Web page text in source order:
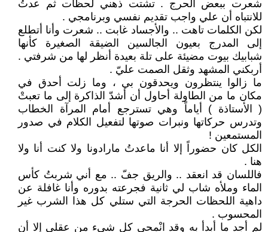
شعرت ببعض الحرج . تشتت ذهني لحظات ثم عدتُ
للانتباه أن علي واجب تقديم نفسي وبرنامجي .
لكن الكلمات تاهت .. والأجساد غابت .. شعرت وأنا أتطلع
إلى المدرج بعيون الجالسين الضيقة الصغيرة كأنها
شبابيك بيوت مضيئة على تلة بعيدة أنظر لها من شرفتي .
أربكني المشهد وثقل الصمت عليّ .
ما زالوا ينتظرون ويحدقون بي ، وما زلت أحدق في
مكان ما من الطاولة أحاول أن أشدّ الذاكرة إلى ما تعبتْ
( الأستاذة ) أياماً وهي تسترجع أمام المرآة الخطاب
وتدرس حركاتها ونبرات صوتها لتفعيل الكلام في صدور
المستمعين !
الكل كان حضوراً إلا أنا ماعدتُ مارادونا ولا كنت أنا ولا
هنا .
فاللسان قد انعقد .. والريق جفّ .. مع أني شربتُ كأس
الماء وملأه شاب لي ثانية فجرعته بدوره وأنا غافلة عن
داهية اللحظات الحرجة التي ستلي كل هذا الشرب غير
المحسوب .
لم أجد ما أبدأ به وقد انْمحى كل شيء من عقلي إلا أن